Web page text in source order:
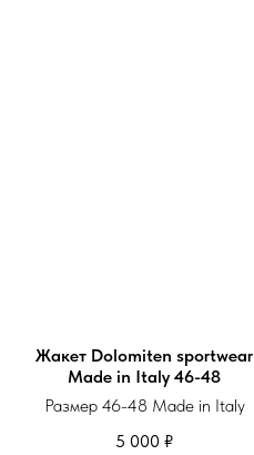
Жакет Dolomiten sportwear
Made in Italy 46-48
Размер 46-48 Made in Italy
5 000 ₽